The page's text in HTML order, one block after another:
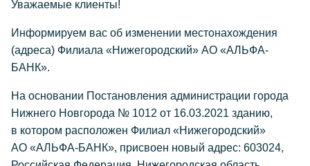
Уважаемые клиенты!
Информируем вас об изменении местонахождения
(адреса) Филиала «Нижегородский» АО «АЛЬФА-
БАНК».
На основании Постановления администрации города
Нижнего Новгорода № 1012 от 16.03.2021 зданию,
в котором расположен Филиал «Нижегородский»
АО «АЛЬФА-БАНК», присвоен новый адрес: 603024,